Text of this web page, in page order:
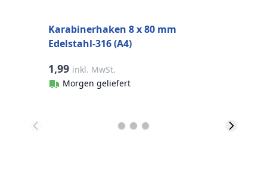
Karabinerhaken 8 x 80 mm
Edelstahl-316 (A4)
1,99 inkl. MwSt.
Morgen geliefert